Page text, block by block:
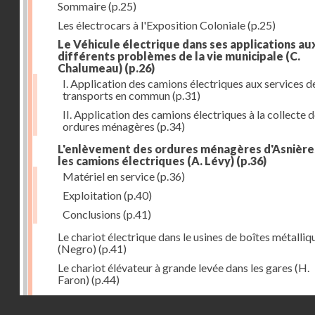
Sommaire(p.25)
Les électrocars à l'Exposition Coloniale(p.25)
Le Véhicule électrique dans ses applications
différents problèmes de la vie municipale (C.
Chalumeau) (p.26)
I. Application des camions électriques aux services
transports en commun(p.31)
II. Application des camions électriques à la collecte
ordures ménagères (p.34)
L'enlèvement des ordures ménagères
les camions électriques (A. Lévy) (p.36)
Matériel en service(p.36)
Exploitation(p.40)
Conclusions (p.41)
Le chariot électrique dans le usines de boîtes
(Negro) (p.41)
Le chariot élévateur à grande levée dans les gares (H.
Faron) (p.44)
Utilisation des chariots électriques à la C. G. T. à